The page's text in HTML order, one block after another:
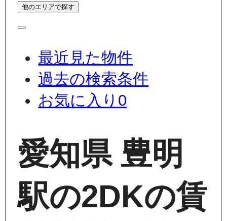
他のエリアで探す
最近見た物件
過去の検索条件
お気に入り 0
愛知県 豊明
駅の2DKの賃